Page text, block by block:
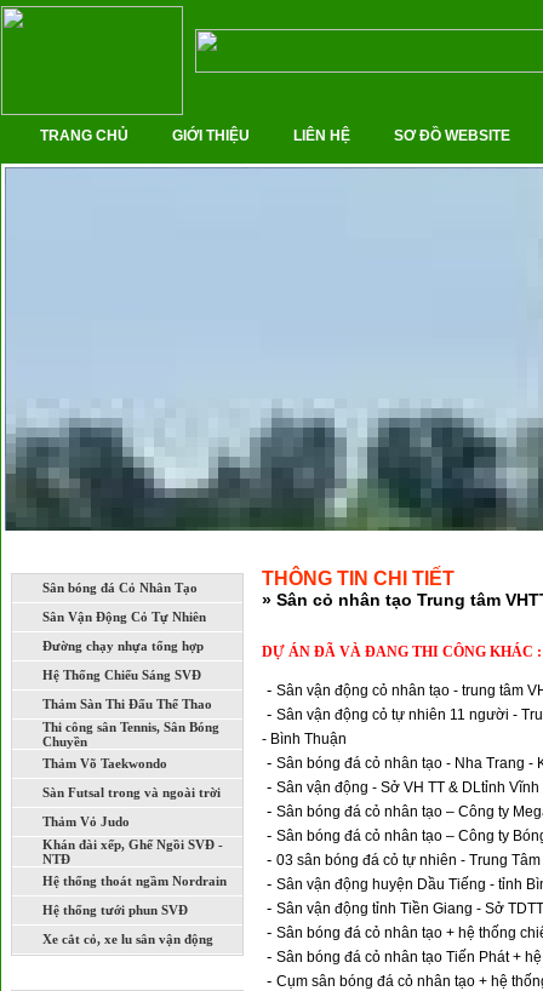
TRANG CHỦ GIỚI THIỆU LIÊN HỆ SƠ ĐỒ WEBSITE
Sân bóng đá Cỏ Nhân Tạo
Sân Vận Động Cỏ Tự Nhiên
Đường chạy nhựa tổng hợp
Hệ Thống Chiếu Sáng SVĐ
Thảm Sàn Thi Đấu Thể Thao
Thi công sân Tennis, Sân Bóng
Chuyền
Thảm Võ Taekwondo
Sàn Futsal trong và ngoài trời
Thảm Vỏ Judo
Khán đài xếp, Ghế Ngồi SVĐ -
NTĐ
Hệ thống thoát ngầm Nordrain
Hệ thống tưới phun SVĐ
Xe cắt cỏ, xe lu sân vận động
THÔNG TIN CHI TIẾT
» Sân cỏ nhân tạo Trung tâm
DỰ ÁN ĐÃ VÀ ĐANG THI CÔNG KHÁC :
- Sân vận động cỏ nhân tạo - trung tâm
- Sân vận động cỏ tự nhiên 11 người -
- Bình Thuận
- Sân bóng đá cỏ nhân tạo - Nha Trang -
- Sân vận động - Sở VH TT & DLtỉnh Vĩnh
- Sân bóng đá cỏ nhân tạo – Công ty
- Sân bóng đá cỏ nhân tạo – Công ty
- 03 sân bóng đá cỏ tự nhiên - Trung
- Sân vận động huyện Dầu Tiếng - tỉnh
- Sân vận động tỉnh Tiền Giang - Sở
- Sân bóng đá cỏ nhân tạo + hệ thống
- Sân bóng đá cỏ nhân tạo Tiến Phát +
- Cụm sân bóng đá cỏ nhân tạo + hệ